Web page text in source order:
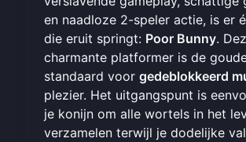
en naadloze 2-speler actie, is er
die eruit springt: Poor Bunny.
charmante platformer is de
standaard voor gedeblokkeerd
plezier. Het uitgangspunt is
je konijn om alle wortels in het
verzamelen terwijl je dodelijke